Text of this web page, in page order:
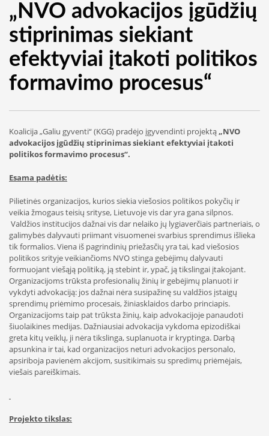
„NVO advokacijos įgūdžių
stiprinimas siekiant
efektyviai įtakoti politikos
formavimo procesus“
Koalicija „Galiu gyventi“ (KGG) pradėjo įgyvendinti projektą„NVO
advokacijos įgūdžių stiprinimas siekiant efektyviai įtakoti
politikos formavimo procesus“.
Esama padėtis:
Pilietinės organizacijos, kurios siekia viešosios politikos pokyčių ir
veikia žmogaus teisių srityse, Lietuvoje vis dar yra gana silpnos.
Valdžios institucijos dažnai vis dar nelaiko jų lygiaverčiais partneriais, o
galimybės dalyvauti priimant visuomenei svarbius sprendimus išlieka
tik formalios. Viena iš pagrindinių priežasčių yra tai, kad viešosios
politikos srityje veikiančioms NVO stinga gebėjimų dalyvauti
formuojant viešąją politiką, ją stebint ir, ypač, ją tikslingai įtakojant.
Organizacijoms trūksta profesionalių žinių ir gebėjimų planuoti ir
vykdyti advokaciją: jos dažnai nėra susipažinę su valdžios įstaigų
sprendimų priėmimo procesais, žiniasklaidos darbo princiapis.
Organizacijoms taip pat trūksta žinių, kaip advokacijoje panaudoti
šiuolaikines medijas. Dažniausiai advokacija vykdoma epizodiškai
greta kitų veiklų, ji nėra tikslinga, suplanuota ir kryptinga. Darbą
apsunkina ir tai, kad organizacijos neturi advokacijos personalo,
apsiriboja pavienėm akcijom, susitikimais su spredimų priėmėjais,
viešais pareiškimais.
Projekto tikslas: